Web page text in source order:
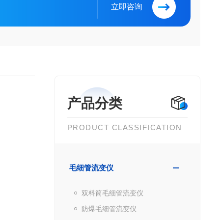
立即咨询
产品分类
PRODUCT CLASSIFICATION
毛细管流变仪
双料筒毛细管流变仪
防爆毛细管流变仪